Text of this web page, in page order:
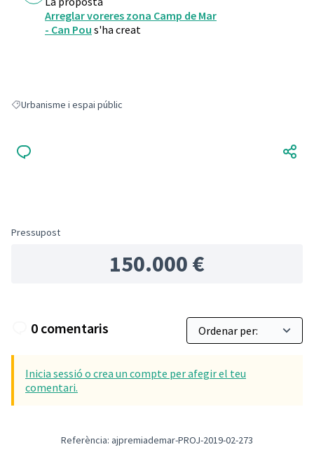
Arreglar voreres zona Camp de Mar
- Can Pou s'ha creat
Resultats en filtrar per: Urbanisme i espai públic
Urbanisme i espai públic
Pressupost
150.000 €
0 comentaris
Inicia sessió o crea un compte per afegir el teu
comentari.
Referència: ajpremiademar-PROJ-2019-02-273